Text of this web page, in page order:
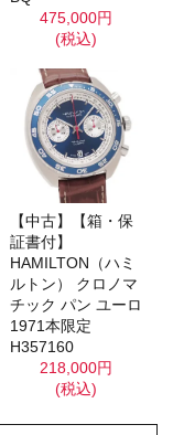
475,000円
(税込)
【中古】【箱・保
証書付】
HAMILTON（ハミ
ルトン） クロノマ
チック パン ユーロ
1971本限定
H357160
218,000円
(税込)